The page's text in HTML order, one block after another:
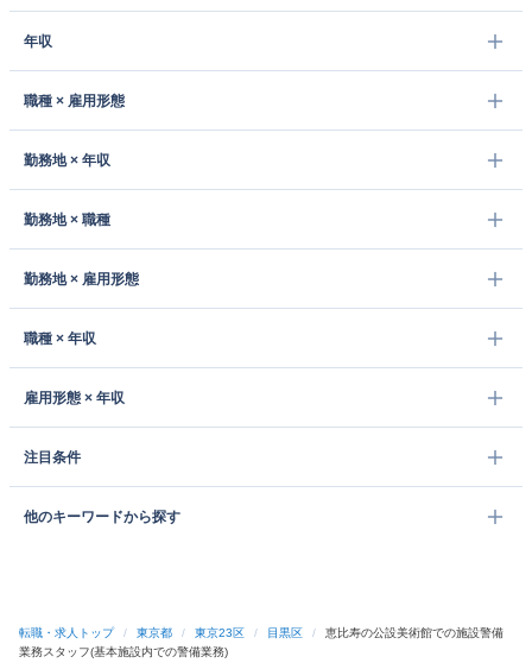
年収
職種 × 雇用形態
勤務地 × 年収
勤務地 × 職種
勤務地 × 雇用形態
職種 × 年収
雇用形態 × 年収
注目条件
他のキーワードから探す
転職・求人トップ / 東京都 / 東京23区 / 目黒区 /
恵比寿の公設美術館での施設警備
業務スタッフ(基本施設内での警備業務)